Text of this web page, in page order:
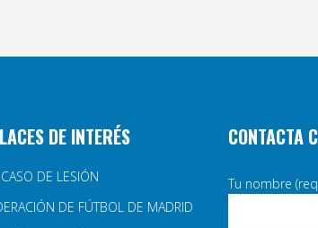
DE INTERÉS
DE LESIÓN
DE FÚTBOL DE MADRID
CONTACTA
Tu nombre